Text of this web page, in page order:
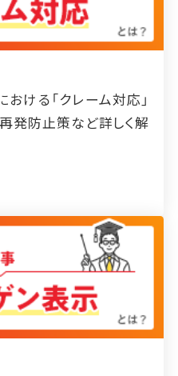
ける「クレーム対応」
発防止策など詳しく解